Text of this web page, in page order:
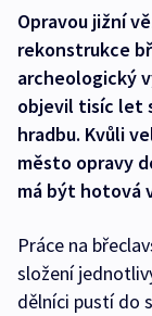
Opravou jižní
rekonstrukce
archeologický
objevil tisíc let
hradbu. Kvůli
město opravy
má být hotová
Práce na
složení
dělníci pustí do